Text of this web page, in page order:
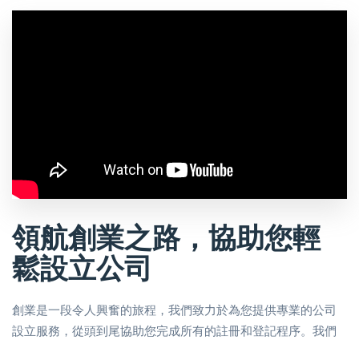
領航創業之路，協助您輕
鬆設立公司
創業是一段令人興奮的旅程，我們致力於為您提供專業的公司
設立服務，從頭到尾協助您完成所有的註冊和登記程序。我們